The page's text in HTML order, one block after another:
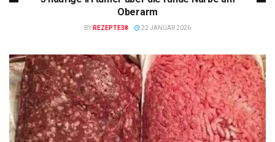
Oberarm
BY REZEPTE38 22 JANUAR 2026